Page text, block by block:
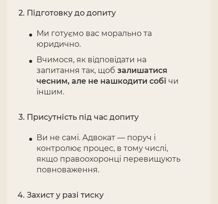
Підготовку до допиту
Ми готуємо вас морально та
юридично.
Вчимося, як відповідати на
запитання так, щоб залишатися
чесним, але не нашкодити собі чи
іншим.
Присутність під час допиту
Ви не самі. Адвокат — поруч і
контролює процес, в тому числі,
якщо правоохоронці перевищують
повноваження.
Захист у разі тиску